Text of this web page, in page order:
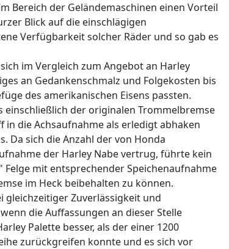
Bereich der Geländemaschinen einen Vorteil
Blick auf die einschlägigen
Verfügbarkeit solcher Räder und so gab es
im Vergleich zum Angebot an Harley
an Gedankenschmalz und Folgekosten bis
des amerikanischen Eisens passten.
einschließlich der originalen Trommelbremse
die Achsaufnahme als erledigt abhaken
Da sich die Anzahl der von Honda
der Harley Nabe vertrug, führte kein
mit entsprechender Speichenaufnahme
im Heck beibehalten zu können.
gleichzeitiger Zuverlässigkeit und
die Auffassungen an dieser Stelle
Palette besser, als der einer 1200
zurückgreifen konnte und es sich vor